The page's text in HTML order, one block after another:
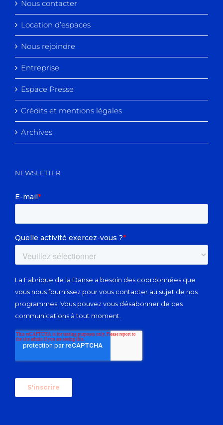
Nous contacter
Location d’espaces
Nous rejoindre
Entreprise
Espace Presse
Crédits et mentions légales
Archives
NEWSLETTER